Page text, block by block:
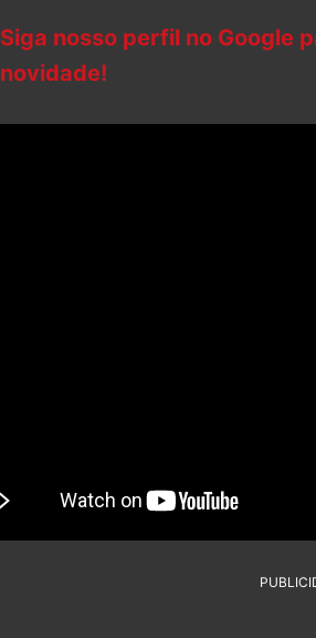
Siga nosso perfil no Google
novidade!